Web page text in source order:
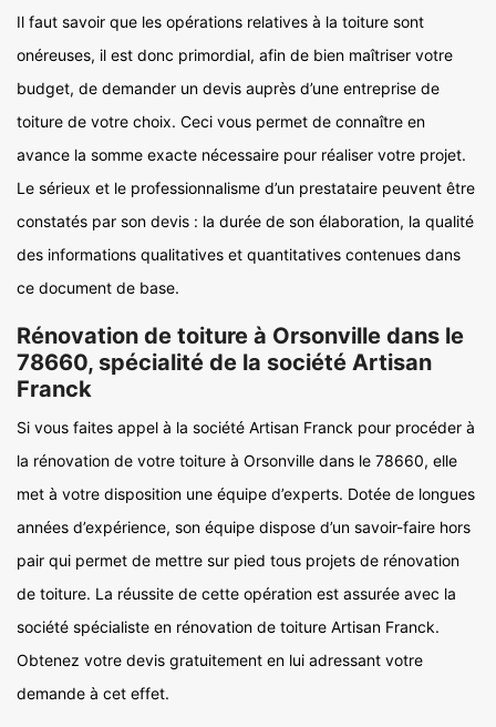
Il faut savoir que les opérations relatives à la toiture sont
onéreuses, il est donc primordial, afin de bien maîtriser votre
budget, de demander un devis auprès d’une entreprise de
toiture de votre choix. Ceci vous permet de connaître en
avance la somme exacte nécessaire pour réaliser votre projet.
Le sérieux et le professionnalisme d’un prestataire peuvent être
constatés par son devis : la durée de son élaboration, la qualité
des informations qualitatives et quantitatives contenues dans
ce document de base.
Rénovation de toiture à Orsonville dans le
78660, spécialité de la société Artisan
Franck
Si vous faites appel à la société Artisan Franck pour procéder à
la rénovation de votre toiture à Orsonville dans le 78660, elle
met à votre disposition une équipe d’experts. Dotée de longues
années d’expérience, son équipe dispose d’un savoir-faire hors
pair qui permet de mettre sur pied tous projets de rénovation
de toiture. La réussite de cette opération est assurée avec la
société spécialiste en rénovation de toiture Artisan Franck.
Obtenez votre devis gratuitement en lui adressant votre
demande à cet effet.